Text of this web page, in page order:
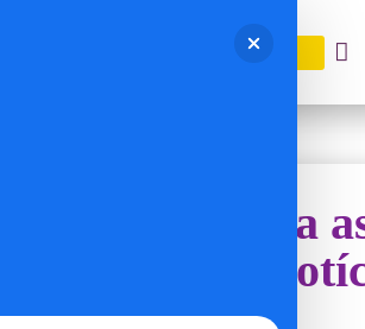
DOAÇÃO
Confira
últimas